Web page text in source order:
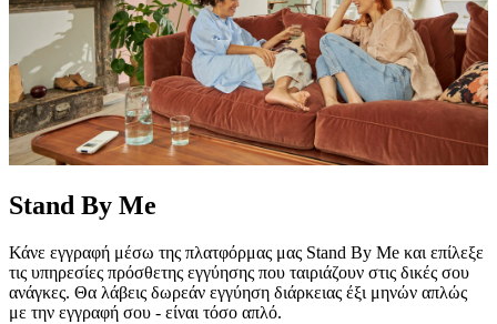
Stand By Me
Κάνε εγγραφή μέσω της πλατφόρμας μας Stand By Me και επίλεξε
τις υπηρεσίες πρόσθετης εγγύησης που ταιριάζουν στις δικές σου
ανάγκες. Θα λάβεις δωρεάν εγγύηση διάρκειας έξι μηνών απλώς
με την εγγραφή σου - είναι τόσο απλό.